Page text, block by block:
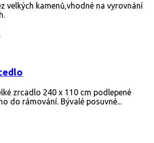
velkých kamenů,vhodné na vyrovnání
zrcadlo 240 x 110 cm podlepené
do rámování. Bývalé posuvné...